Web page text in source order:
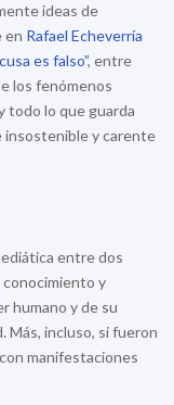
ideas de
en Rafael Echeverría
es falso”, entre
los fenómenos
todo lo que guarda
insostenible y carente
entre dos
y
humano y de su
Más, incluso, si fueron
manifestaciones